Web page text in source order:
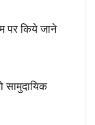
पर किये जाने
सामुदायिक